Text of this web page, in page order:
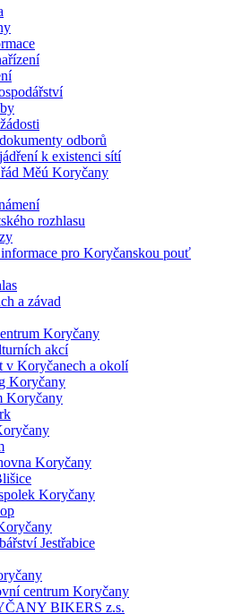
odborů
k existenci sítí
Měú Koryčany
rozhlasu
pro Koryčanskou pouť
a závad
Koryčany
akcí
v Koryčanech a okolí
Koryčany
Koryčany
Koryčany
Koryčany
Jestřabice
centrum Koryčany
BIKERS z.s.